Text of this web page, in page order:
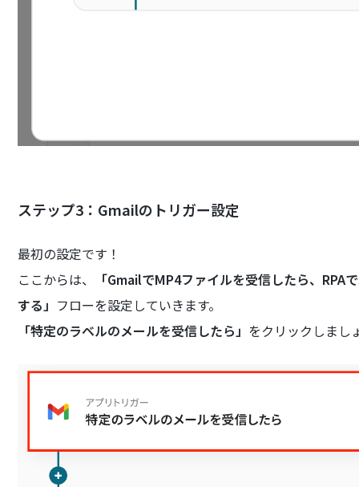
ステップ3：Gmailのトリガー設定
最初の設定です！
ここからは、
「GmailでMP4ファイルを受信したら、
する」 フローを設定していきます。
「特定のラベルのメールを受信したら」 をクリックしまし